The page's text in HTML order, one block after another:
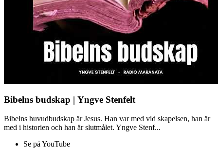
Bibelns budskap | Yngve Stenfelt
Bibelns huvudbudskap är Jesus. Han var med vid skapelsen, han är
med i historien och han är slutmålet. Yngve Stenf...
Se på YouTube